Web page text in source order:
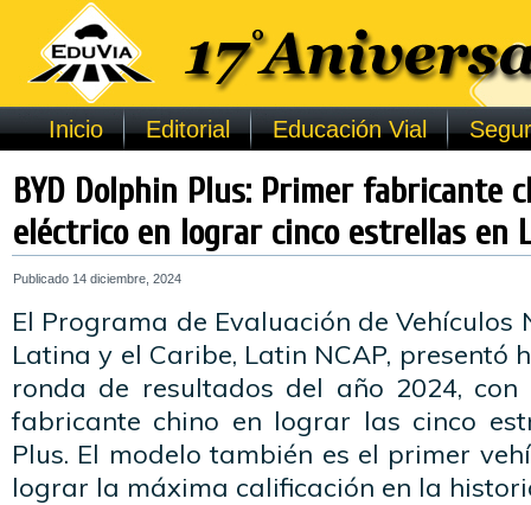
Inicio Editorial Educación Vial
BYD Dolphin Plus: Primer fabricante
eléctrico en lograr cinco estrellas en
Publicado 14 diciembre, 2024
El Programa de Evaluación de Vehículos
Latina y el Caribe, Latin NCAP, presentó
ronda de resultados del año 2024,
fabricante chino en lograr las cinco
Plus. El modelo también es el primer
lograr la máxima calificación en la